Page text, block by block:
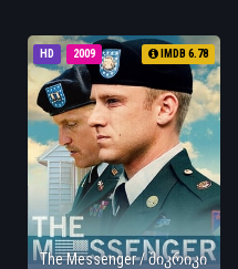
HD 2009 IMDB 6.78
The Messenger / შიკრიკი